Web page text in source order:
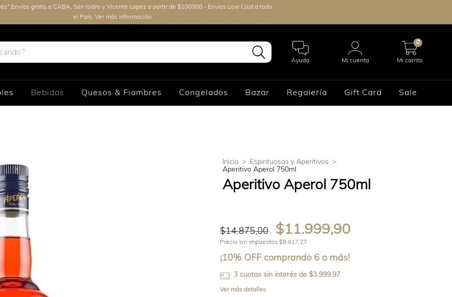
Envíos gratis a CABA, San Isidro y Vicente Lopez a partir de $100000 - Envíos Low Cost a todo
el País. Ver más información
Ayuda Mi cuenta Mi carrito
0
Bebidas Quesos & Fiambres Congelados Bazar Regalería Gift Card Sale
Inicio > Espirituosas y Aperitivos >
Aperitivo Aperol 750ml
Aperitivo Aperol 750ml
$14.875,00 $11.999,90
Precio sin impuestos$9.917,27
¡10% OFF comprando 6 o más!
3 cuotas sin interés de $3.999,97
Ver más detalles